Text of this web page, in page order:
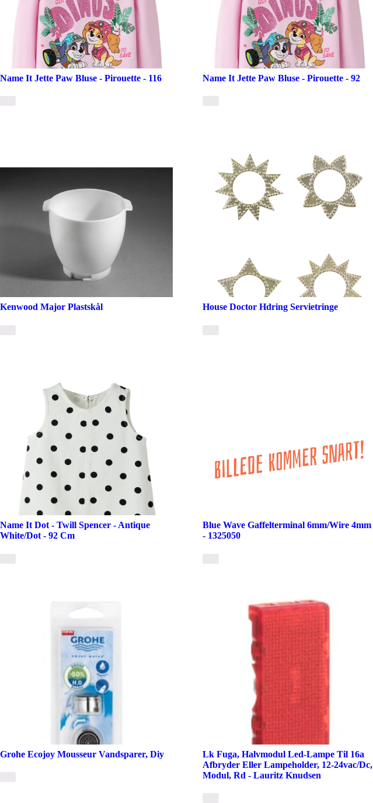
Name It Jette Paw Bluse - Pirouette - 116 Name It Jette Paw Bluse - Pirouette - 92
Kenwood Major Plastskål House Doctor Hdring Servietringe
Name It Dot - Twill Spencer - Antique
White/Dot - 92 Cm
Blue Wave Gaffelterminal 6mm/Wire 4mm
- 1325050
Grohe Ecojoy Mousseur Vandsparer, Diy
Lk Fuga, Halvmodul Led-Lampe Til 16a
Afbryder Eller Lampeholder, 12-24vac/Dc,
Modul, Rd - Lauritz Knudsen